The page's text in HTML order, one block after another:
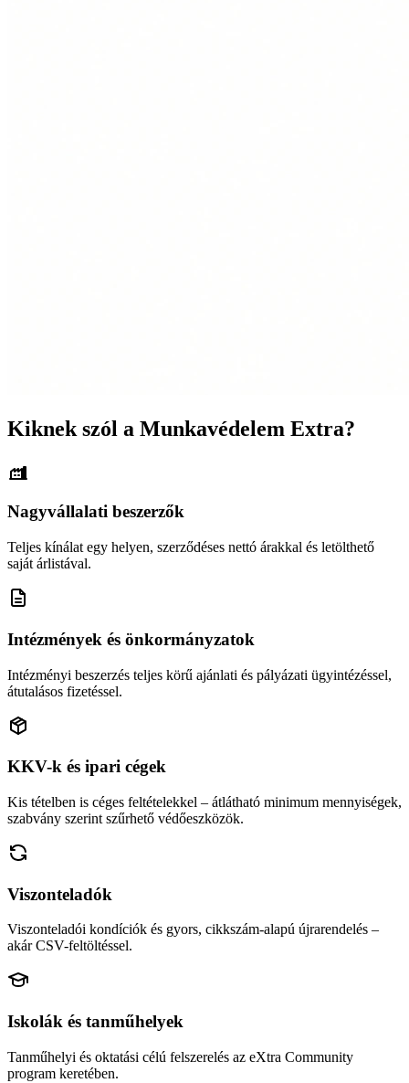
Kiknek szól a Munkavédelem Extra?
Nagyvállalati beszerzők
Teljes kínálat egy helyen, szerződéses nettó árakkal és letölthető
saját árlistával.
Intézmények és önkormányzatok
Intézményi beszerzés teljes körű ajánlati és pályázati ügyintézéssel,
átutalásos fizetéssel.
KKV-k és ipari cégek
Kis tételben is céges feltételekkel – átlátható minimum mennyiségek,
szabvány szerint szűrhető védőeszközök.
Viszonteladók
Viszonteladói kondíciók és gyors, cikkszám-alapú újrarendelés –
akár CSV-feltöltéssel.
Iskolák és tanműhelyek
Tanműhelyi és oktatási célú felszerelés az eXtra Community
program keretében.